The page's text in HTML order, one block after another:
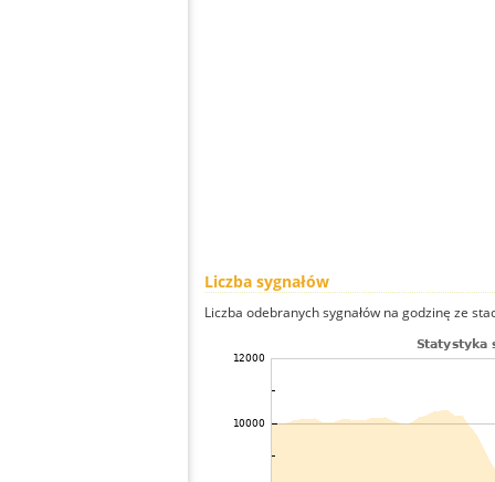
Liczba sygnałów
Liczba odebranych sygnałów na godzinę ze